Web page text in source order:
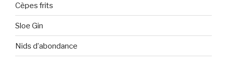
Cèpes frits
Sloe Gin
Nids d’abondance